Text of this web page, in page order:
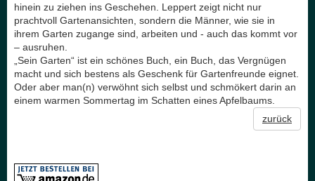
hinein zu ziehen ins Geschehen. Leppert zeigt nicht nur
prachtvoll Gartenansichten, sondern die Männer, wie sie in
ihrem Garten zugange sind, arbeiten und - auch das kommt vor
– ausruhen.
„Sein Garten“ ist ein schönes Buch, ein Buch, das Vergnügen
macht und sich bestens als Geschenk für Gartenfreunde eignet.
Oder aber man(n) verwöhnt sich selbst und schmökert darin an
einem warmen Sommertag im Schatten eines Apfelbaums.
zurück